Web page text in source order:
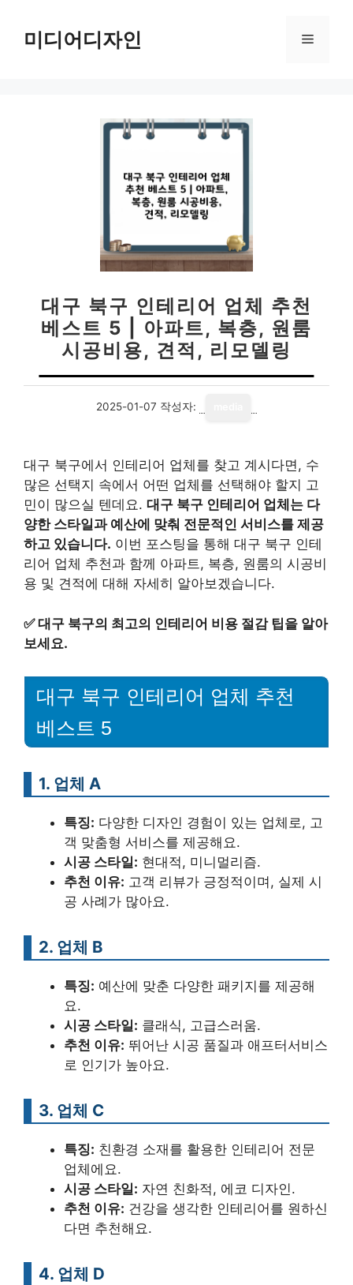
미디어디자인 메
대구 북구 인테리어 업체 추천
베스트 5 | 아파트, 복층, 원룸
시공비용, 견적, 리모델링
2025-01-07 작성자:
대구 북구에서 인테리어 업체를 찾고 계시다면, 수
많은 선택지 속에서 어떤 업체를 선택해야 할지 고
민이 많으실 텐데요. 대구 북구 인테리어 업체는 다
양한 스타일과 예산에 맞춰 전문적인 서비스를 제공
하고 있습니다. 이번 포스팅을 통해 대구 북구 인테
리어 업체 추천과 함께 아파트, 복층, 원룸의 시공비
용 및 견적에 대해 자세히 알아보겠습니다.
✅대구 북구의 최고의 인테리어 비용 절감 팁을 알아
보세요.
대구 북구 인테리어 업체 추천
베스트 5
1. 업체 A
특징: 다양한 디자인 경험이 있는 업체로, 고
객 맞춤형 서비스를 제공해요.
시공 스타일: 현대적, 미니멀리즘.
추천 이유: 고객 리뷰가 긍정적이며, 실제 시
공 사례가 많아요.
2. 업체 B
특징: 예산에 맞춘 다양한 패키지를 제공해
요.
시공 스타일: 클래식, 고급스러움.
추천 이유: 뛰어난 시공 품질과 애프터서비스
로 인기가 높아요.
3. 업체 C
특징: 친환경 소재를 활용한 인테리어 전문
업체에요.
시공 스타일: 자연 친화적, 에코 디자인.
추천 이유: 건강을 생각한 인테리어를 원하신
다면 추천해요.
4. 업체 D